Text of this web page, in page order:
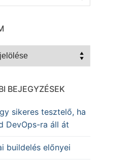
BEJEGYZÉSEK
sikeres tesztelő, ha
DevOps-ra áll át
buildelés előnyei